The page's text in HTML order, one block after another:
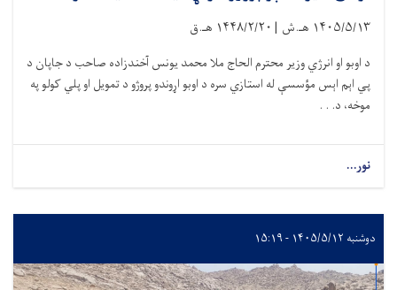
۱۴۰۵/۵/۱۳ هـ.ش | ۱۴۴۸/۲/۲۰ هـ.ق
د اوبو او انرژي وزیر محترم الحاج ملا محمد یونس آخندزاده صاحب د جاپان د
پي اېم اېس مؤسسې له استازي سره د اوبو اړوندو پروژو د تمویل او پلي کولو په
موخه، د. . .
نور...
دوشنبه ۱۴۰۵/۵/۱۲ - ۱۵:۱۹